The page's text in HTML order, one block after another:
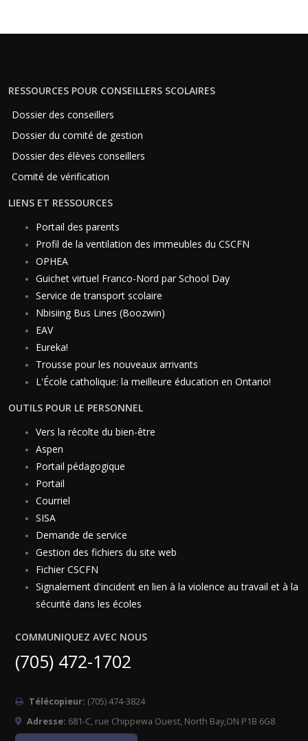
RESSOURCES POUR CONSEILLERS SCOLAIRES
Dossier des conseillers
Dossier du comité de gestion
Dossier des élèves conseillers
Comité de vérification
LIENS ET RESSOURCES
Portail des parents
Profil de la ventilation des immeubles du CSCFN
OPHEA
Guichet virtuel Franco-Nord par School Day
Service de transport scolaire
Nbisiing Bus Lines (Boozwin)
EAV
Eureka!
Trousse pour les nouveaux arrivants
L'École catholique: la meilleure éducation en Ontario!
OUTILS POUR LE PERSONNEL
Vers la récolte du bien-être
Aspen
Portail pédagogique
Portail
Courriel
SISA
Demande de service
Gestion des fichiers du site web
Fichier CSCFN
Signalement d'incident en lien à la violence au travail et à la
sécurité dans les écoles
COMMUNIQUEZ AVEC NOUS
(705) 472-1702
Télécopieur: (705) 474-3824
Adresse: 681-C, rue Chippewa Ouest, North Bay,ON P1B 6G8